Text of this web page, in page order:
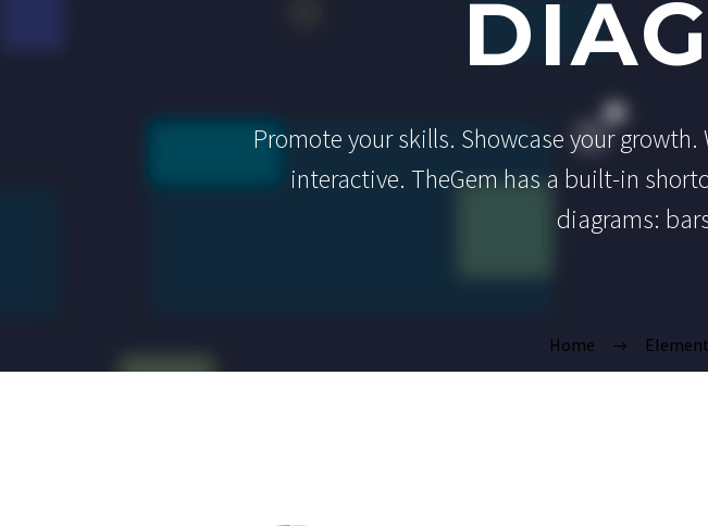
Promote your skills. Showcase your
interactive. TheGem has a built-in
diagrams:
Home